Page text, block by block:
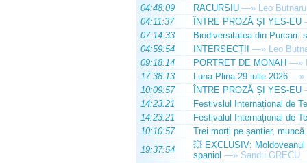
04:48:09
RACURSIU —» Leo Butnaru
04:11:37
ÎNTRE PROZĂ ȘI YES-EU
07:14:33
Biodiversitatea din Purcari:
04:59:54
INTERSECȚII —» Leo
09:18:14
PORTRET DE MONAH —»
17:38:13
Luna Plina 29 iulie 2026 —»
10:09:57
ÎNTRE PROZĂ ȘI YES-EU
14:23:21
Festivslul Internațional de
14:23:21
Festivalul Internațional de
10:10:57
Trei morți pe șantier, muncă
19:37:54
💥 EXCLUSIV:
spaniol —» Sandu GRECU